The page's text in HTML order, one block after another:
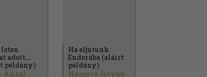
Isten
adott...
példány)
Antal
Ha eljutunk
Endorába (aláírt
példány)
Nemere István